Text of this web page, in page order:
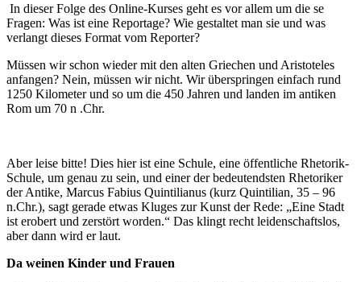
In dieser Folge des Online-Kurses geht es vor allem um die se
Fragen: Was ist eine Reportage? Wie gestaltet man sie und was
verlangt dieses Format vom Reporter?
Müssen wir schon wieder mit den alten Griechen und Aristoteles
anfangen? Nein, müssen wir nicht. Wir überspringen einfach rund
1250 Kilometer und so um die 450 Jahren und landen im antiken
Rom um 70 n .Chr.
Aber leise bitte! Dies hier ist eine Schule, eine öffentliche Rhetorik-
Schule, um genau zu sein, und einer der bedeutendsten Rhetoriker
der Antike, Marcus Fabius Quintilianus (kurz Quintilian, 35 – 96
n.Chr.), sagt gerade etwas Kluges zur Kunst der Rede: „Eine Stadt
ist erobert und zerstört worden.“ Das klingt recht leidenschaftslos,
aber dann wird er laut.
Da weinen Kinder und Frauen